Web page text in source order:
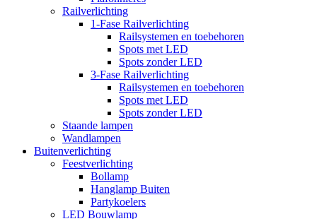
Railverlichting
1-Fase Railverlichting
Railsystemen en toebehoren
Spots met LED
Spots zonder LED
3-Fase Railverlichting
Railsystemen en toebehoren
Spots met LED
Spots zonder LED
Staande lampen
Wandlampen
Buitenverlichting
Feestverlichting
Bollamp
Hanglamp Buiten
Partykoelers
LED Bouwlamp